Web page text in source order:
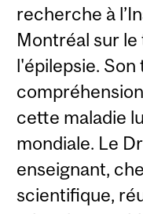
recherche à
Montréal sur
l'épilepsie. Son
cette maladie
mondiale. Le
enseignant,
scientifique,